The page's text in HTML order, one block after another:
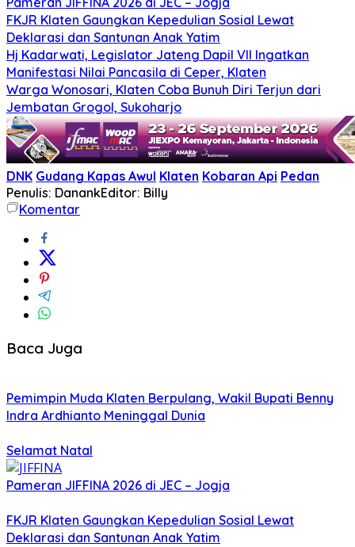
FKJR Klaten Gaungkan Kepedulian Sosial Lewat
Deklarasi dan Santunan Anak Yatim
Hj Kadarwati, Legislator Jateng Dapil VII Ingatkan
Manifestasi Nilai Pancasila di Ceper, Klaten
Warga Wonosari, Klaten Coba Bunuh Diri Terjun dari
Jembatan Grogol, Sukoharjo
DNK Gudang Kapas Awul Klaten Kobaran Api Pedan
Penulis: DanankEditor: Billy
Komentar
Baca Juga
Pemimpin Muda Klaten Berpulang, Wakil Bupati Benny
Indra Ardhianto Meninggal Dunia
Selamat Natal
Pameran JIFFINA 2026 di JEC – Jogja
FKJR Klaten Gaungkan Kepedulian Sosial Lewat
Deklarasi dan Santunan Anak Yatim